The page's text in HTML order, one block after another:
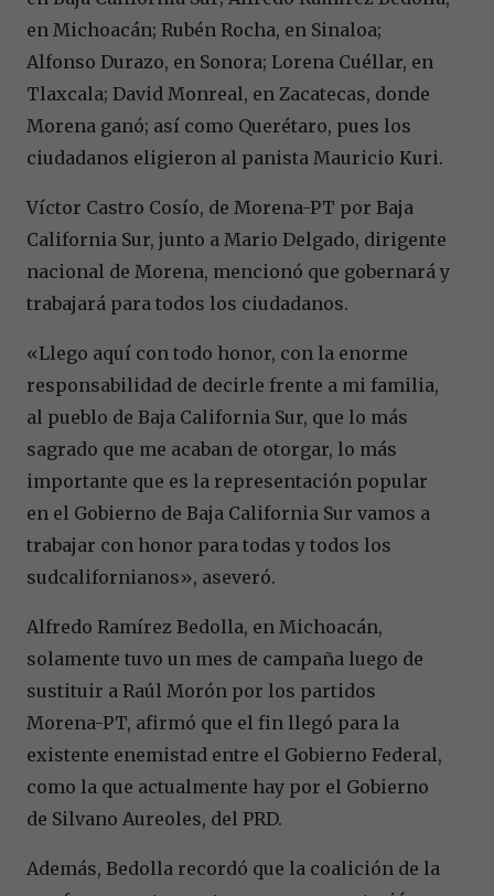
en Michoacán; Rubén Rocha, en Sinaloa;
Alfonso Durazo, en Sonora; Lorena Cuéllar, en
Tlaxcala; David Monreal, en Zacatecas, donde
Morena ganó; así como Querétaro, pues los
ciudadanos eligieron al panista Mauricio Kuri.
Víctor Castro Cosío, de Morena-PT por Baja
California Sur, junto a Mario Delgado, dirigente
nacional de Morena, mencionó que gobernará y
trabajará para todos los ciudadanos.
«Llego aquí con todo honor, con la enorme
responsabilidad de decirle frente a mi familia,
al pueblo de Baja California Sur, que lo más
sagrado que me acaban de otorgar, lo más
importante que es la representación popular
en el Gobierno de Baja California Sur vamos a
trabajar con honor para todas y todos los
sudcalifornianos», aseveró.
Alfredo Ramírez Bedolla, en Michoacán,
solamente tuvo un mes de campaña luego de
sustituir a Raúl Morón por los partidos
Morena-PT, afirmó que el fin llegó para la
existente enemistad entre el Gobierno Federal,
como la que actualmente hay por el Gobierno
de Silvano Aureoles, del PRD.
Además, Bedolla recordó que la coalición de la